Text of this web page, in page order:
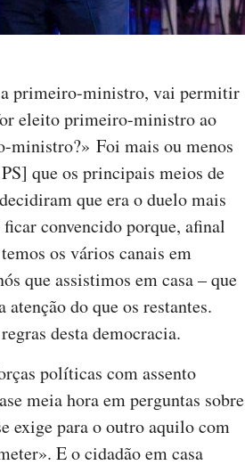
a primeiro-ministro, vai permitir
eleito primeiro-ministro ao
ministro?» Foi mais ou menos
que os principais meios de
que era o duelo mais
convencido porque, afinal
os vários canais em
que assistimos em casa – que
atenção do que os restantes.
desta democracia.
políticas com assento
meia hora em perguntas sobre
exige para o outro aquilo com
E o cidadão em casa